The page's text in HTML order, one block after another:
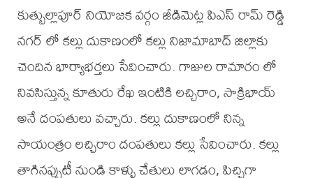
కుత్బుల్లాపూర్ నియోజక వర్గం జీడిమెట్ల పిఎస్ రామ్ రెడ్డి
నగర్ లో కల్లు దుకాణంలో కల్లు నిజామాబాద్ జిల్లాకు
చెందిన భార్యాభర్తలు సేవించారు. గాజుల రామారం లో
నివసిస్తున్న కూతురు రేఖ ఇంటికి లచ్చిరాం, సాక్రిభాయ్
అనే దంపతులు వచ్చారు. కల్లు దుకాణంలో నిన్న
సాయంత్రం లచ్చిరాం దంపతులు కల్లు సేవించారు. కల్లు
తాగినప్పుటీ నుండి కాళ్ళు చేతులు లాగడం, పిచ్చిగా